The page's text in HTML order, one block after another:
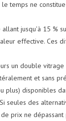
temps ne
jusqu'à 15 %
effective. Ces
un double
et sans
disponibles
seules des
prix ne